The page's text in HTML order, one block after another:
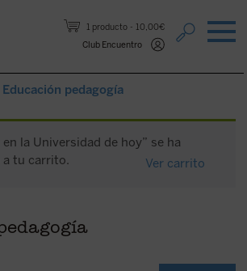
1 producto
10,00€
Club Encuentro
Educación pedagogía
en la Universidad de hoy” se ha
a tu carrito.
Ver carrito